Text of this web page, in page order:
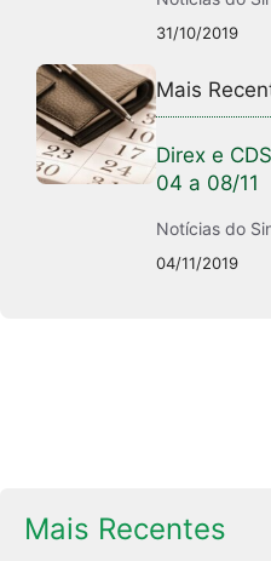
31/10/2019
Mais
Direx e
04 a 08/11
Notícias do
04/11/2019
Mais Recentes